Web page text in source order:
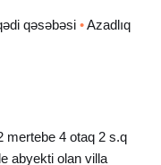
qəsəbəsi •Azadlıq
mertebe 4 otaq 2 s.q
abyekti olan villa